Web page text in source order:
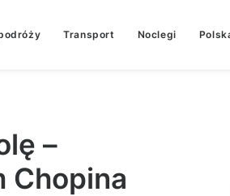
Transport Noclegi
–
Chopina